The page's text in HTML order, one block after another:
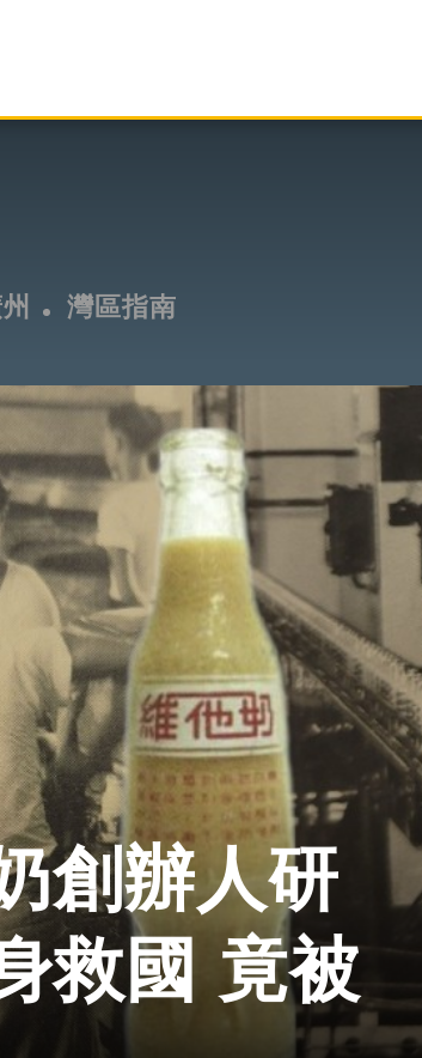
灣區指南
創辦人研
救國 竟被